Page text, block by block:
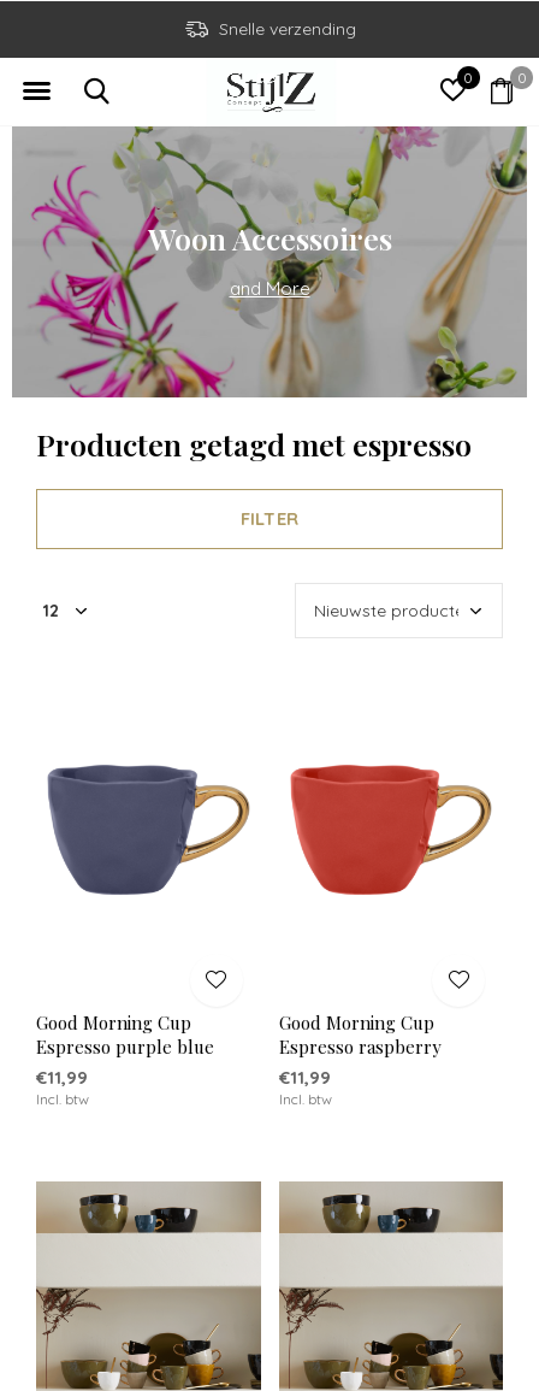
0 0
Snelle verzending
Woon Accessoires
and More
Producten getagd met espresso
FILTER
Good Morning Cup
Espresso purple blue
€11,99
Incl. btw
Good Morning Cup
Espresso raspberry
€11,99
Incl. btw